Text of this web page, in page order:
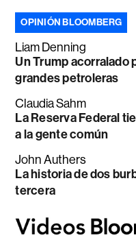
OPINIÓN BLOOMBERG
Liam Denning
Un Trump acorralado
grandes petroleras
Claudia Sahm
La Reserva Federal
a la gente común
John Authers
La historia de dos
tercera